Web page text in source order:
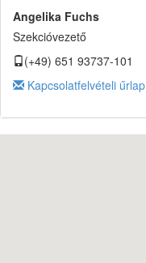
Angelika Fuchs
Szekcióvezető
(+49) 651 93737-101
Kapcsolatfelvételi űrlap